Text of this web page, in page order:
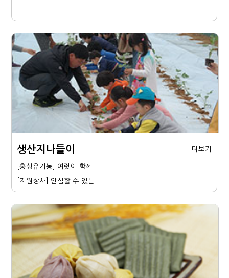
생산지나들이
[홍성유기농] 여럿이 함께 …
[지원상사] 안심할 수 있는…
더보기